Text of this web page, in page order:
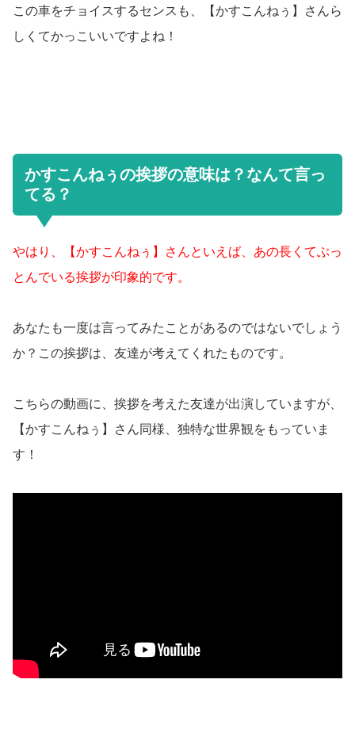
この車をチョイスするセンスも、【かすこんねぅ】さんら
しくてかっこいいですよね！
かすこんねぅの挨拶の意味は？なんて言っ
てる？
やはり、【かすこんねぅ】さんといえば、あの長くてぶっ
とんでいる挨拶が印象的です。
あなたも一度は言ってみたことがあるのではないでしょう
か？この挨拶は、友達が考えてくれたものです。
こちらの動画に、挨拶を考えた友達が出演していますが、
【かすこんねぅ】さん同様、独特な世界観をもっていま
す！